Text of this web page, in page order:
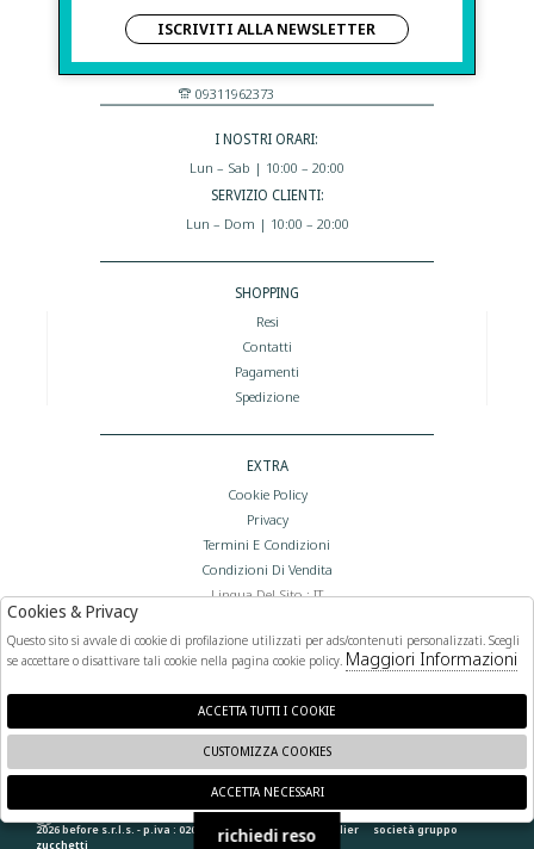
Via Della Maestranza , 23
96100 Siracusa - Italia
Eshop@apiedinudinelparcoboutique.com
09311962373
I NOSTRI ORARI:
Lun – Sab | 10:00 – 20:00
SERVIZIO CLIENTI:
Lun – Dom | 10:00 – 20:00
SHOPPING
Resi
Contatti
Pagamenti
Spedizione
EXTRA
Cookie Policy
Privacy
Termini E Condizioni
Condizioni Di Vendita
Lingua Del Sito : IT
FOLLOW US
2026 before s.r.l.s. - p.iva : 02066400892 powered by atelier società gruppo
zucchetti
🍪
ISCRIVITI ALLA NEWSLETTER
richiedi reso
Cookies & Privacy
Questo sito si avvale di cookie di profilazione utilizzati per ads/contenuti personalizzati. Scegli
se accettare o disattivare tali cookie nella pagina cookie policy. Maggiori Informazioni
ACCETTA TUTTI I COOKIE
CUSTOMIZZA COOKIES
ACCETTA NECESSARI